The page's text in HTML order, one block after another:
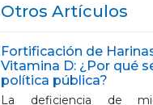
Otros Artículos
Fortificación de
Vitamina D: ¿Por qué
política pública?
La deficiencia de